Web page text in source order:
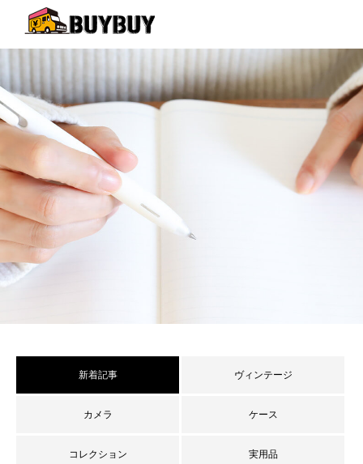
新着記事 ヴィンテージ
カメラ ケース
コレクション 実用品